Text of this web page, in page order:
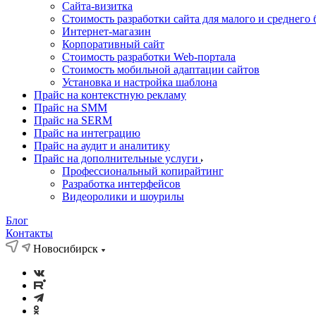
Cайта-визитка
Стоимость разработки сайта для малого и среднего
Интернет-магазин
Корпоративный сайт
Стоимость разработки Web-портала
Стоимость мобильной адаптации сайтов
Установка и настройка шаблона
Прайс на контекстную рекламу
Прайс на SMM
Прайс на SERM
Прайс на интеграцию
Прайс на аудит и аналитику
Прайс на дополнительные услуги
Профессиональный копирайтинг
Разработка интерфейсов
Видеоролики и шоурилы
Блог
Контакты
Новосибирск